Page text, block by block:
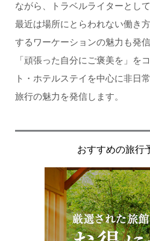
ながら、トラベルライターとして
最近は場所にとらわれない働き
するワーケーションの魅力も発信
「頑張った自分にご褒美を」を
ト・ホテルステイを中心に非日
旅行の魅力を発信します。
おすすめの旅行